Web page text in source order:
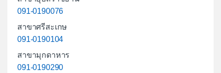
091-0190076
สาขาศรีสะเกษ
091-0190104
สาขามุกดาหาร
091-0190290